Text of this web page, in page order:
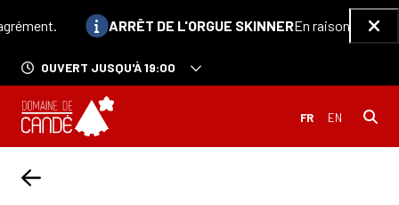
Information :
ARRÊT DE L'ORGUE SKINNEREn raison des
OUVERT JUSQU'À 19:00